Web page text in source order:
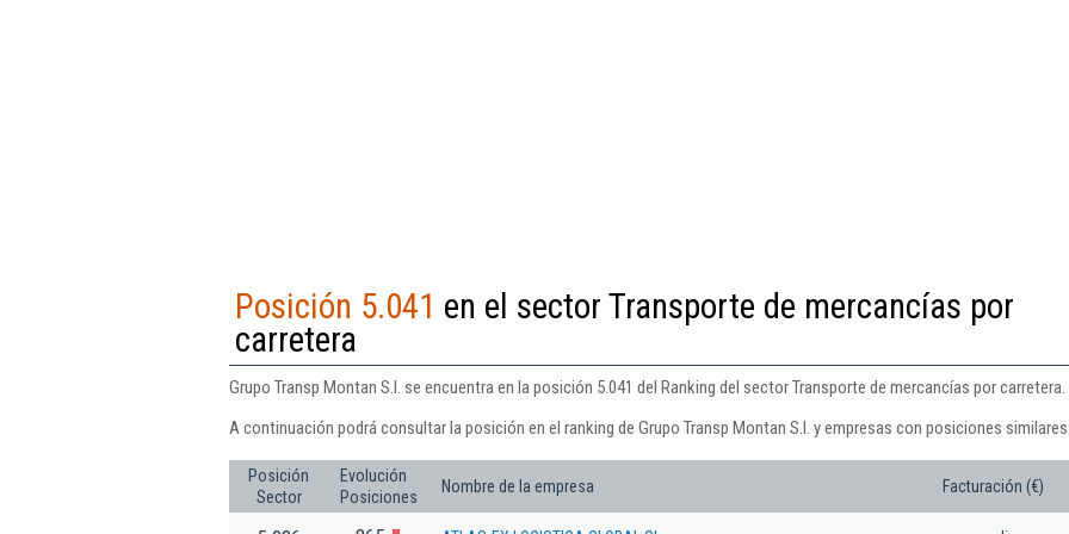
Posición 5.041 en el sector Transporte de mercancías por
carretera
Grupo Transp Montan S.l. se encuentra en la posición 5.041 del Ranking del sector Transporte de mercancías por carretera.
A continuación podrá consultar la posición en el ranking de Grupo Transp Montan S.l. y empresas con posiciones similares:
Posición
Sector
Evolución
Posiciones
Nombre de la empresa Facturación (€)